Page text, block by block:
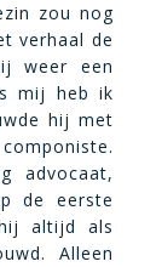
zou nog
verhaal de
weer een
mij heb ik
hij met
advocaat,
de eerste
altijd als
Alleen